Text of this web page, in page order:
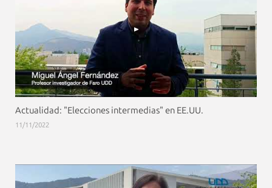
Actualidad: "Elecciones intermedias" en EE.UU.
11/11/2022